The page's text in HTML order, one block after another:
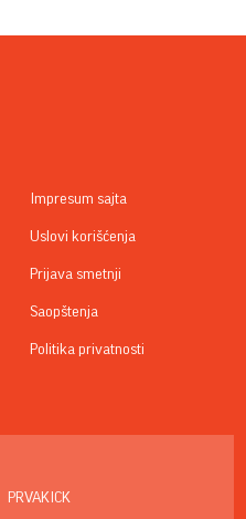
Impresum sajta
Uslovi korišćenja
Prijava smetnji
Saopštenja
Politika privatnosti
PRVAKICK